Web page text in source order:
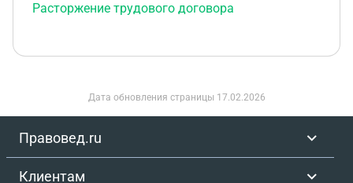
Расторжение трудового договора
Дата обновления страницы 17.02.2026
Правовед.ru
Клиентам